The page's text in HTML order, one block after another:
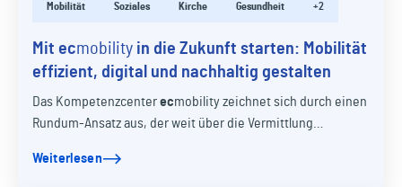
Mobilität Soziales Kirche Gesundheit +2
Mit ecmobility in die Zukunft starten: Mobilität
effizient, digital und nachhaltig gestalten
Das Kompetenzcenterecmobilityzeichnet sich durch einen
Rundum-Ansatz aus, der weit über die Vermittlung
Weiterlesen